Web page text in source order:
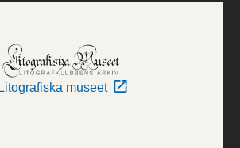
Litografiska museet